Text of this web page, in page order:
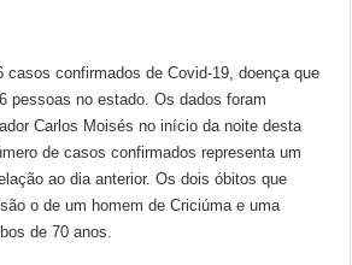
casos confirmados de Covid-19, doença que
pessoas no estado. Os dados foram
Carlos Moisés no início da noite desta
de casos confirmados representa um
ao dia anterior. Os dois óbitos que
o de um homem de Criciúma e uma
de 70 anos.